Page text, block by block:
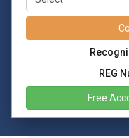
REG
Free